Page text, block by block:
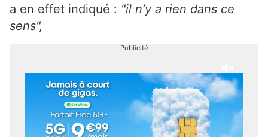
a en effet indiqué : "il n’y a rien dans ce
sens",
Publicité